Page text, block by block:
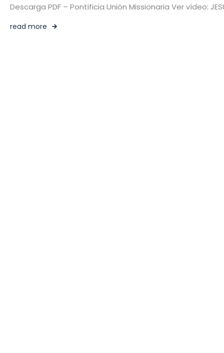
Descarga PDF – Pontificia Unión Missionaria Ver vídeo:
read more